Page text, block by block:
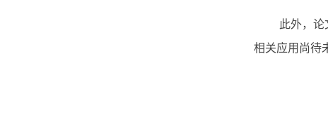
此外，
相关应用尚待